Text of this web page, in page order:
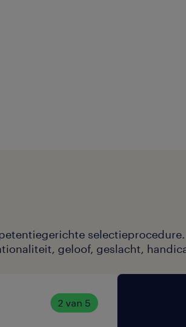
geloof, geslacht,
2 van 5